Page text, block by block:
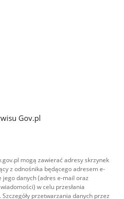
Gov.pl
mogą zawierać adresy skrzynek
z odnośnika będącego adresem e-
danych (adres e-mail oraz
w celu przesłania
przetwarzania danych przez